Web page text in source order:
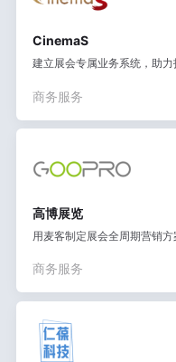
CinemaS
建立展会专属业务系统，助
商务服务
高博展览
用麦客制定展会全周期营销
商务服务